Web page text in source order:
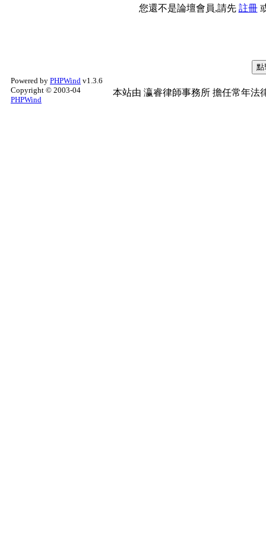
您還不是論壇會員,請先 註冊
Powered by PHPWind v1.3.6
Copyright © 2003-04
PHPWind
本站由 瀛睿律師事務所 擔任常年法